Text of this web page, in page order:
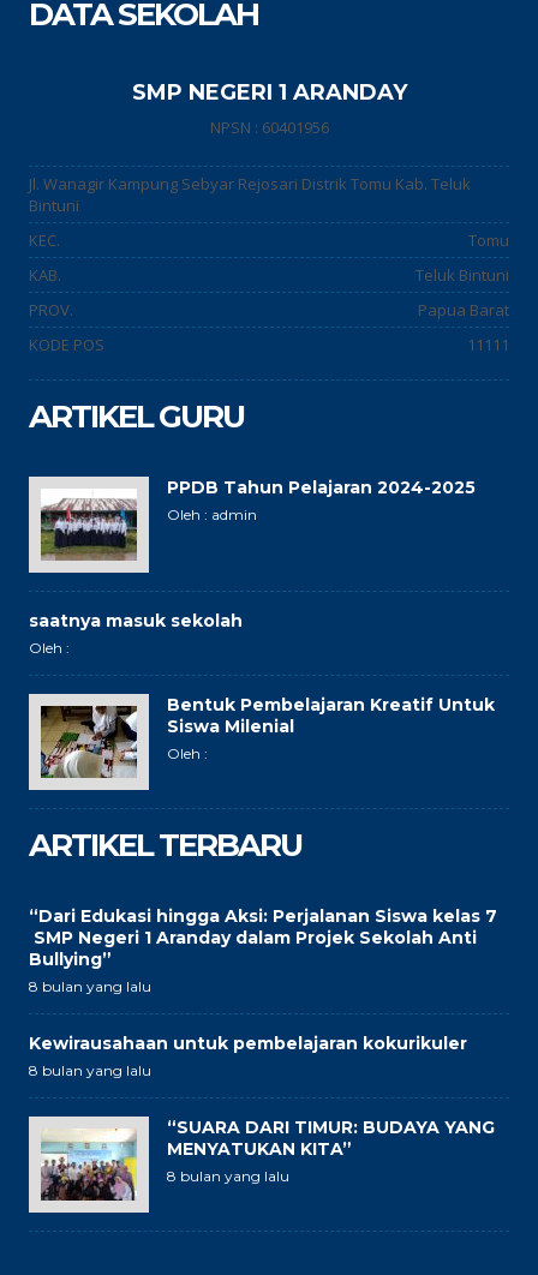
DATA SEKOLAH
SMP NEGERI 1 ARANDAY
NPSN : 60401956
Jl. Wanagir Kampung Sebyar Rejosari Distrik Tomu Kab. Teluk
Bintuni
KEC.
Tomu
KAB.
Teluk Bintuni
PROV.
Papua Barat
KODE POS
11111
ARTIKEL GURU
PPDB Tahun Pelajaran 2024-2025
Oleh : admin
saatnya masuk sekolah
Oleh :
Bentuk Pembelajaran Kreatif Untuk
Siswa Milenial
Oleh :
ARTIKEL TERBARU
“Dari Edukasi hingga Aksi: Perjalanan Siswa kelas 7
SMP Negeri 1 Aranday dalam Projek Sekolah Anti
Bullying”
8 bulan yang lalu
Kewirausahaan untuk pembelajaran kokurikuler
8 bulan yang lalu
“SUARA DARI TIMUR: BUDAYA YANG
MENYATUKAN KITA”
8 bulan yang lalu